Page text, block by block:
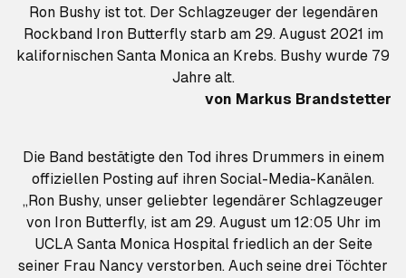
Ron Bushy ist tot. Der Schlagzeuger der legendären
Rockband Iron Butterfly starb am 29. August 2021 im
kalifornischen Santa Monica an Krebs. Bushy wurde 79
Jahre alt.
von Markus Brandstetter
Die Band bestätigte den Tod ihres Drummers in einem
offiziellen Posting auf ihren Social-Media-Kanälen.
„Ron Bushy, unser geliebter legendärer Schlagzeuger
von Iron Butterfly, ist am 29. August um 12:05 Uhr im
UCLA Santa Monica Hospital friedlich an der Seite
seiner Frau Nancy verstorben. Auch seine drei Töchter